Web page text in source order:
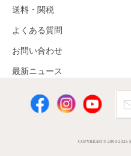
送料・関税
よくある質問
お問い合わせ
最新ニュース
COPYRIGHT © 2003-2026